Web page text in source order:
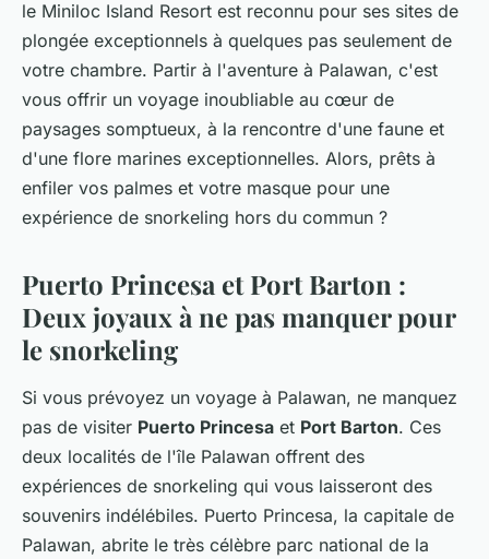
le Miniloc Island Resort est reconnu pour ses sites de
plongée exceptionnels à quelques pas seulement de
votre chambre. Partir à l'aventure à Palawan, c'est
vous offrir un voyage inoubliable au cœur de
paysages somptueux, à la rencontre d'une faune et
d'une flore marines exceptionnelles. Alors, prêts à
enfiler vos palmes et votre masque pour une
expérience de snorkeling hors du commun ?
Puerto Princesa et Port Barton :
Deux joyaux à ne pas manquer pour
le snorkeling
Si vous prévoyez un voyage à Palawan, ne manquez
pas de visiter Puerto Princesa et Port Barton. Ces
deux localités de l'île Palawan offrent des
expériences de snorkeling qui vous laisseront des
souvenirs indélébiles. Puerto Princesa, la capitale de
Palawan, abrite le très célèbre parc national de la